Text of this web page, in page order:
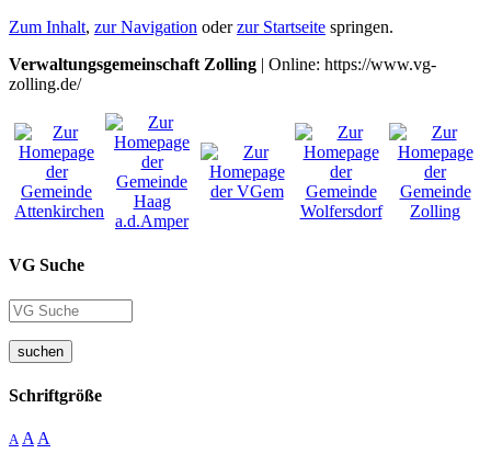
Zum Inhalt, zur Navigation oderzur Startseite springen.
Verwaltungsgemeinschaft Zolling | Online: https://www.vg-
zolling.de/
VG Suche
suchen
Schriftgröße
A A A